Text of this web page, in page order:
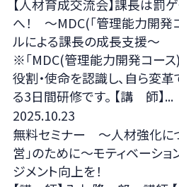
【人材育成交流会】課長は罰
へ！ ～MDC(｢管理能力開発
ルによる課長の成長支援～
※「MDC(管理能力開発コース
役割・使命を認識し、自ら変
る3日間研修です。 【講 師】...
2025.10.23
無料セミナー ～人材強化に
営」のために～モティベーシ
ジメント向上を！